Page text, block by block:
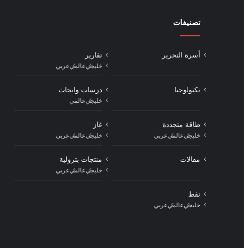
تصنيفات
أسرة التحرير تقارير
خليجيعالميعربي
تكنولوجيا درسات وابحاث
خليجيعالمي
طاقة متجددة
خليجيعالميعربي
غاز
خليجيعالميعربي
مقالات منتجات بترولية
خليجيعالميعربي
نفط
خليجيعالميعربي